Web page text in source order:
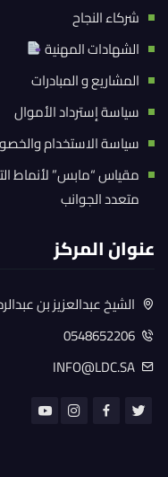
شركاء النجاح
الشهادات المهنية
المشاريع و المبادرات
سياسة إسترداد الأموال
سياسة الاستخدام
مقياس “مابس” لأنماط
متعدد الجوانب
عنوان المركز
الشيخ عبدالعزيز بن
0548652206
INFO@LDC.SA